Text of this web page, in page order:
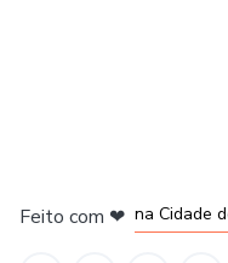
Feito com ❤ na Cidade